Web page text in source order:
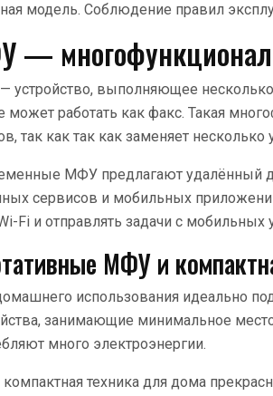
модель. Соблюдение правил
—
устройство, выполняющее несколько
может работать как факс. Такая
так как так как заменяет
МФУ предлагают удалённый
сервисов и мобильных
Fi и отправлять задачи с мобильных
МФУ и
использования идеально
занимающие минимальное
много электроэнергии.
компактная техника для дома